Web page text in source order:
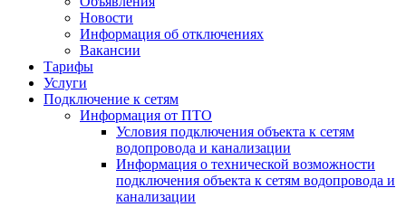
Новости
Информация об отключениях
Вакансии
Тарифы
Услуги
Подключение к сетям
Информация от ПТО
Условия подключения объекта к сетям
водопровода и канализации
Информация о технической возможности
подключения объекта к сетям водопровода и
канализации